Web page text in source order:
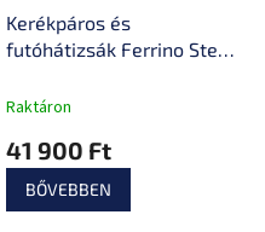
Kerékpáros és
futóhátizsák Ferrino Steep
Raktáron
41 900 Ft
BŐVEBBEN